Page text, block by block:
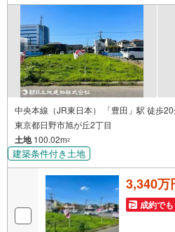
中央本線（JR東日本） 「豊田」駅 徒歩
東京都日野市旭が丘2丁目
土地100.02m2
建築条件付き土地
3,340万
成約で